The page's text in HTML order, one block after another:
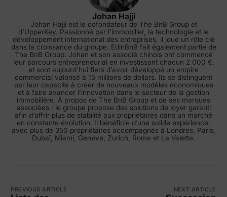
Johan Hajji
Johan Hajji est le cofondateur de The BnB Group et
d’UpperKey. Passionné par l’immobilier, la technologie et le
développement international des entreprises, il joue un rôle clé
dans la croissance du groupe. EdinBnB fait également partie de
The BnB Group. Johan et son associé chinois ont commencé
leur parcours entrepreneurial en investissant chacun 2 000 €,
et sont aujourd’hui fiers d’avoir développé un empire
commercial valorisé à 15 millions de dollars. Ils se distinguent
par leur capacité à créer de nouveaux modèles économiques
et à faire avancer l’innovation dans le secteur de la gestion
immobilière. À propos de The BnB Group et de ses marques
associées : le groupe propose des solutions de loyer garanti
afin d’offrir plus de stabilité aux propriétaires dans un marché
en constante évolution. Il bénéficie d’une solide expérience,
avec plus de 350 propriétaires accompagnés à Londres, Paris,
Dubaï, Miami, Genève, Zurich, Rome et La Valette.
PREVIOUS ARTICLE NEXT ARTICLE